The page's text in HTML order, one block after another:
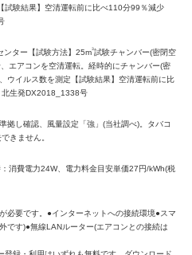
試験結果】空清運転前に比べ110分99％減少
ンター【試験方法】25m3試験チャンバー(密閉空
エアコンを空清運転。経時的にチャンバー(密
ウイルス数を測定【試験結果】空清運転前に比
生発DX2018_1338号
拠し確認、風量設定「強」(当社調べ)。タバコ
きません。
消費電力24W、電力料金目安単価27円/kWh(税
必要です。●インターネットへの接続環境●スマ
です)●無線LANルーター(エアコンとの接続は